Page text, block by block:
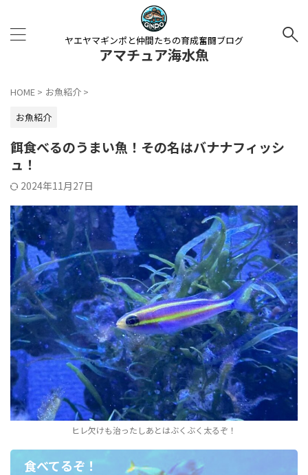
ヤエヤマギンポと仲間たちの育成奮闘ブログ
アマチュア海水魚
HOME > お魚紹介 >
お魚紹介
餌食べるのうまい魚！その名はバナナフィッシ
ュ！
2024年11月27日
ヒレ欠けも治ったしあとはぶくぶく太るぞ！
食べてるぞ！